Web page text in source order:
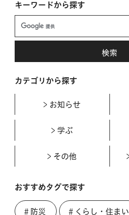
キーワードから探す
カテゴリから探す
お知らせ
学ぶ
その他
おすすめタグで探す
＃防災 ＃くらし・住まい